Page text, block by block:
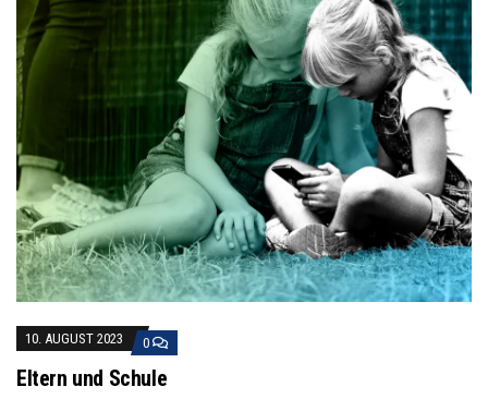
10. AUGUST 2023 0
Eltern und Schule